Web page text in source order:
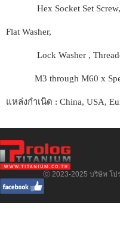
Hex Socket Set Screw,
Flat Washer,
Lock Washer , Threaded
M3 through M60 x
แหล่งกำเนิด : China, USA,
ⓒ 2023-2025 บริษัท โป